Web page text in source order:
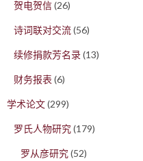
贺电贺信(26)
诗词联对交流(56)
续修捐款芳名录(13)
财务报表 (6)
学术论文(299)
罗氏人物研究(179)
罗从彦研究(52)